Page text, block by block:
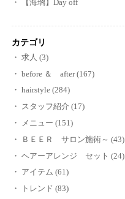
【海璃】Day off
カテゴリ
求人 (3)
before ＆ after (167)
hairstyle (284)
スタッフ紹介 (17)
メニュー (151)
ＢＥＥＲ サロン施術～ (43)
ヘアーアレンジ セット (24)
アイテム (61)
トレンド (83)